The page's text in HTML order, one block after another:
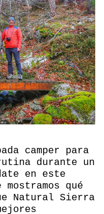
camper para
durante un
en este
qué
Natural Sierra